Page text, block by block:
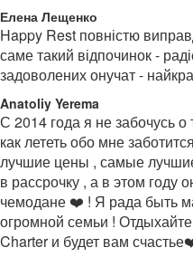
Елена Лещенко
Happy Rest повністю
саме такий відпочинок -
задоволених онучат -
Anatoliy Yerema
С 2014 года я не забочусь о
как лететь обо мне
лучшие цены , самые
в рассрочку , а в этом году
чемодане ❤️ ! Я рада быть
огромной семьи !
Charter и будет вам